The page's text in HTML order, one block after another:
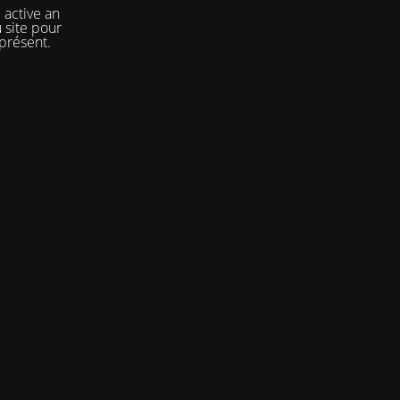
an
site pour